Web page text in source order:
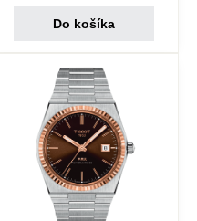
Do košíka